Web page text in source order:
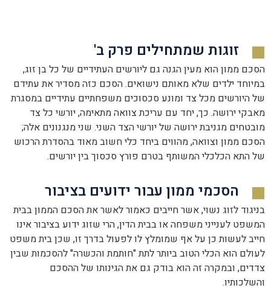
זוגות שמתחילים פרק ב'
הסכם ממון הוא מעין הגנה גם ליורשים העתידיים של כל בן זוג,
במיוחד ילדים שלא מאותם נישואים. הסכם כזה מסדיר את עתידם
של היורשים מכל צד ומונע סכסוכים משפחתיים עתידיים במסגרת
מאבקי ירושה. כך, יחד עם עריכת צוואה מתאימה, יורשי כל צד
מובטחים מגניבת ירושה של יורשי הצד השני. שני מנגנונים אלה;
הסכם ממון וצוואה, מהווים ביחד כלי חשוב מאוד בהסדרת הרכוש
של התא הכלכלי המשותף בטרם פורץ סכסוך בין יורשים.
הסכמי ממון עבור ידועים בציבור
בניגוד לזוג נשוי, אשר חייבים כאמור לאשר את הסכם הממון בבית
המשפט לענייני משפחה או בבית הדין, הרי שזוג ידוע בציבור אינו
חייב לעשות כן על אף שמומלץ לו לפעול בדרך זו, שכן בית משפט
לעולם הוא הכלי הטוב ביותר לתת "חותמת והכשרה" להסכמות שבין
צדדים, ובמקרה זה הוא בודק גם את הגינותו של ההסכם
והשלכותיו.